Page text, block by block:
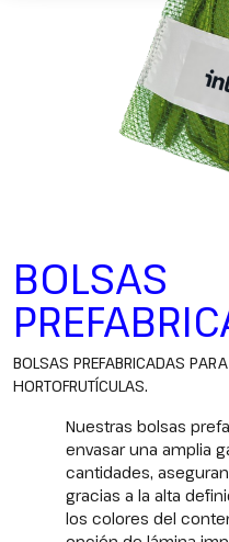
BOLSAS
BOLSAS PREFABRICADAS
HORTOFRUTÍCULAS.
Nuestras bolsas
envasar una amplia
cantidades,
gracias a la alta
los colores del